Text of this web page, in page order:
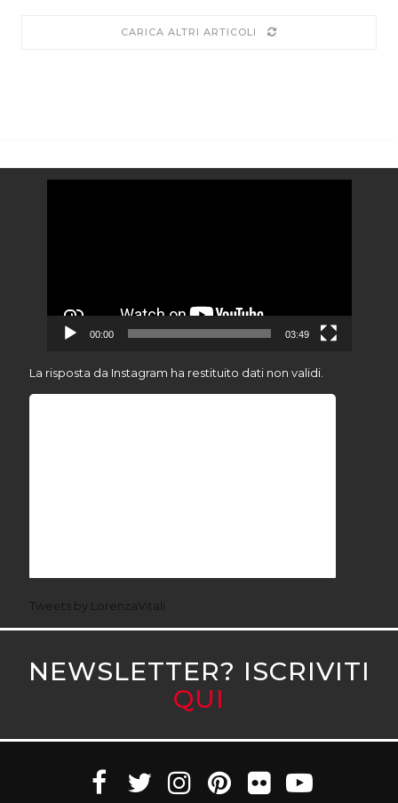
CARICA ALTRI ARTICOLI
00:00 03:49
La risposta da Instagram ha restituito dati non validi.
Tweets by LorenzaVitali
NEWSLETTER? ISCRIVITI
QUI